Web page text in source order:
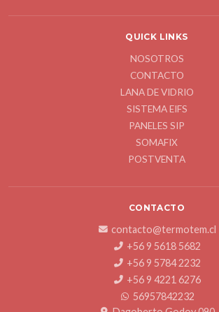
QUICK LINKS
NOSOTROS
CONTACTO
LANA DE VIDRIO
SISTEMA EIFS
PANELES SIP
SOMAFIX
POSTVENTA
CONTACTO
contacto@termotem.cl
+56 9 5618 5682
+56 9 5784 2232
+56 9 4221 6276
56957842232